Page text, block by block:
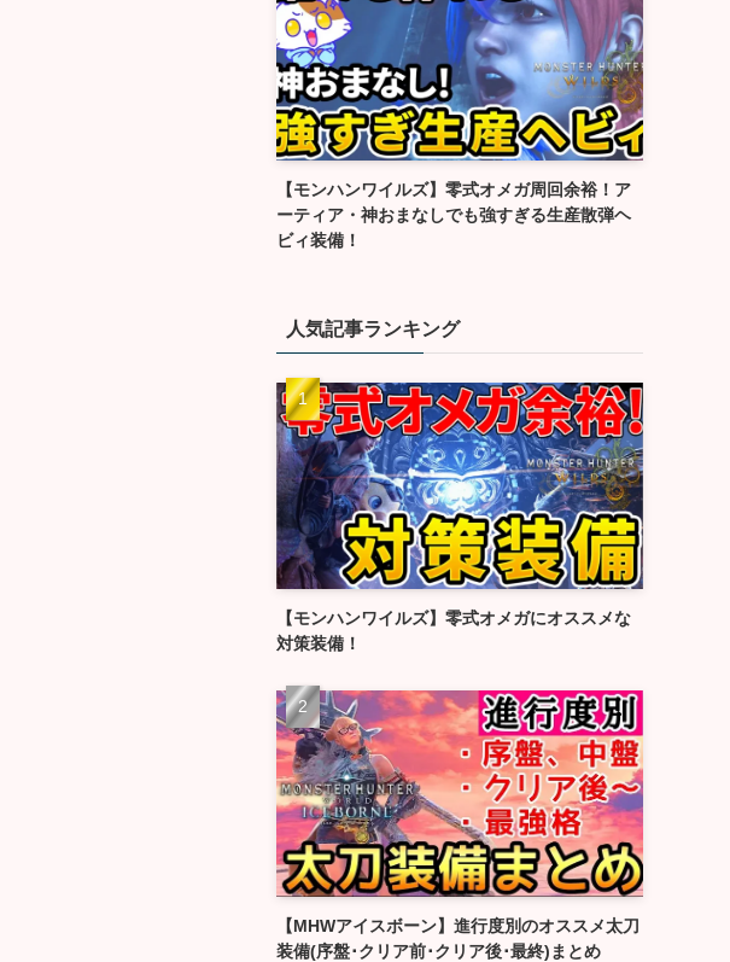
【モンハンワイルズ】零式オメガ周回余裕！ア
ーティア・神おまなしでも強すぎる生産散弾ヘ
ビィ装備！
人気記事ランキング
【モンハンワイルズ】零式オメガにオススメな
対策装備！
【MHWアイスボーン】進行度別のオススメ太刀
装備(序盤･クリア前･クリア後･最終)まとめ